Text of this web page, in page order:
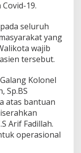
19.
seluruh
yang
wajib
tersebut.
Kolonel
Sp.BS
atas bantuan
Arif Fadillah.
operasional